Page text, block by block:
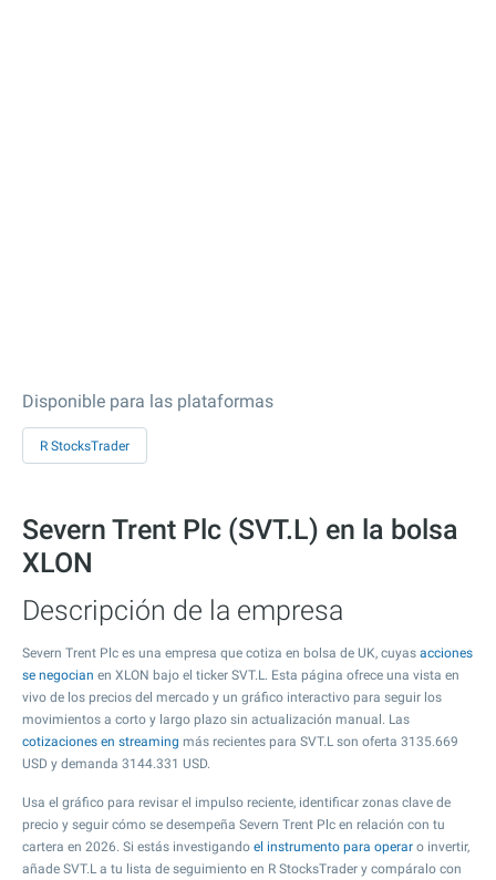
Disponible para las plataformas
R StocksTrader
Severn Trent Plc (SVT.L) en la bolsa
XLON
Descripción de la empresa
Severn Trent Plc es una empresa que cotiza en bolsa de UK, cuyas acciones
se negocian en XLON bajo el ticker SVT.L. Esta página ofrece una vista en
vivo de los precios del mercado y un gráfico interactivo para seguir los
movimientos a corto y largo plazo sin actualización manual. Las
cotizaciones en streaming más recientes para SVT.L son oferta 3135.669
USD y demanda 3144.331 USD.
Usa el gráfico para revisar el impulso reciente, identificar zonas clave de
precio y seguir cómo se desempeña Severn Trent Plc en relación con tu
cartera en 2026. Si estás investigando el instrumento para operar o invertir,
añade SVT.L a tu lista de seguimiento en R StocksTrader y compáralo con